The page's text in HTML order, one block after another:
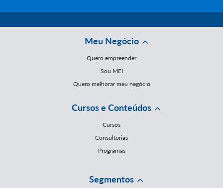
Meu Negócio
Quero empreender
Sou MEI
Quero melhorar meu negócio
Cursos e Conteúdos
Cursos
Consultorias
Programas
Segmentos